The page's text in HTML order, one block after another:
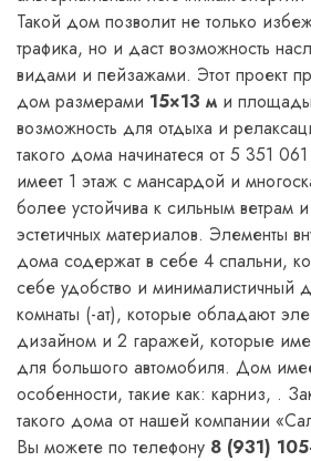
Такой дом позволит не только
трафика, но и даст возможность
видами и пейзажами. Этот проект
дом размерами 15×13 м и
возможность для отдыха и
такого дома начинатеся от 5 351
имеет 1 этаж с мансардой и
более устойчива к сильным ветрам
эстетичных материалов. Элементы
дома содержат в себе 4 спальни,
себе удобство и минималистичный
комнаты (-ат), которые обладают
дизайном и 2 гаражей, которые
для большого автомобиля. Дом
особенности, такие как: карниз, .
такого дома от нашей компании
Вы можете по телефону 8 (931)